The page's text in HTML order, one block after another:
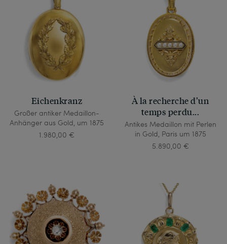
Eichenkranz
Großer antiker Medaillon-
Anhänger aus Gold, um 1875
1.980,00 €
À la recherche d’un
temps perdu...
Antikes Medaillon mit Perlen
in Gold, Paris um 1875
5.890,00 €